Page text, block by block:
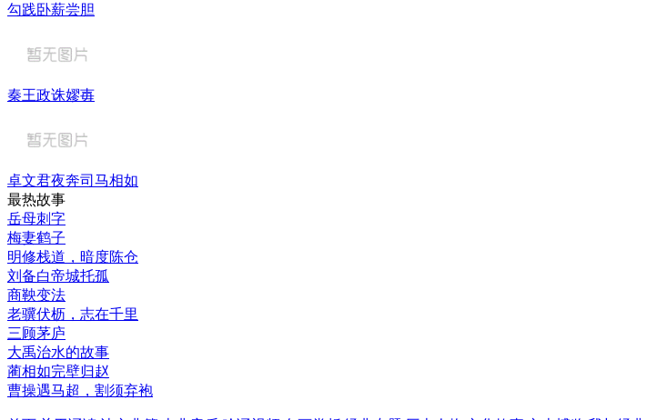
勾践卧薪尝胆
秦王政诛嫪毐
卓文君夜奔司马相如
最热故事
岳母刺字
梅妻鹤子
明修栈道，暗度陈仓
刘备白帝城托孤
商鞅变法
老骥伏枥，志在千里
三顾茅庐
大禹治水的故事
蔺相如完壁归赵
曹操遇马超，割须弃袍